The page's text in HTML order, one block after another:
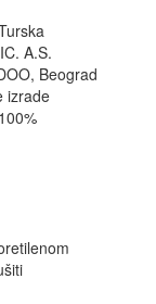
A.S.
Beograd
izrade